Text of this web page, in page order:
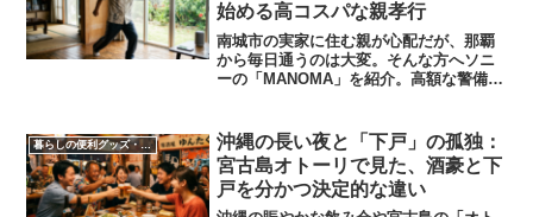
始める高コスパな親孝行
南城市の実家に住む親が心配だが、那覇
から毎日通うのは大変。そんな方へソニ
ーの「MANOMA」を紹介。高額な警備会
術を解説。親のプライバシーを守りつつ
安心を手に入れよう。
暮らしの便利グッズ・便利家電
沖縄の長い夜と「下戸」の孤独：
宮古島オトーリで見た、酒豪と下
戸を分かつ決定的な違い